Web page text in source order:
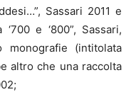
Sassari 2011 e
e ‘800”, Sassari,
(intitolata
altro che una raccolta